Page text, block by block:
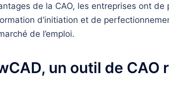
de la CAO, les entreprises ont
d’initiation et de
de l’emploi.
un outil de CAO